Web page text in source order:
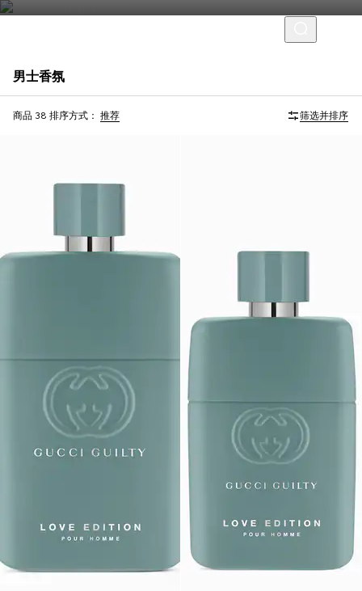
男士香氛
商品 38 排序方式： 推荐 筛选并排序
限量版